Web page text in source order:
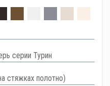
серии Турин
стяжках полотно)